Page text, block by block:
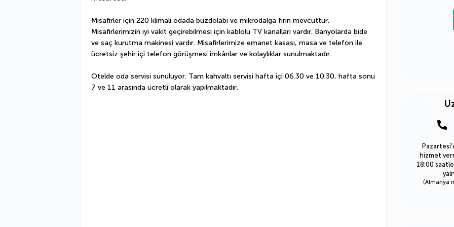
hizmet
18:00
(Almanya
Misafirler için 220 klimalı odada buzdolabı ve mikrodalga fırın mevcuttur.
Misafirlerimizin iyi vakit geçirebilmesi için kablolu TV kanalları vardır. Banyolarda bide
ve saç kurutma makinesi vardır. Misafirlerimize emanet kasası, masa ve telefon ile
ücretsiz şehir içi telefon görüşmesi imkânlar ve kolaylıklar sunulmaktadır.
Otelde oda servisi sunuluyor. Tam kahvaltı servisi hafta içi 06.30 ve 10.30, hafta sonu
7 ve 11 arasında ücretli olarak yapılmaktadır.